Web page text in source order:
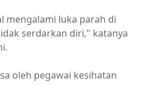
mengalami luka parah di
serdarkan diri," katanya
oleh pegawai kesihatan